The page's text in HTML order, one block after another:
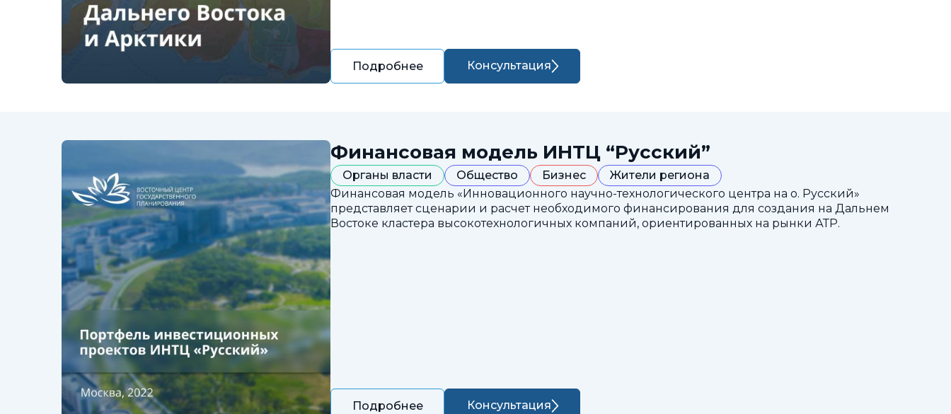
Подробнее Консультация
Финансовая модель ИНТЦ “Русский”
Органы власти Общество Бизнес
Жители региона
Финансовая модель «Инновационного научно-технологического центра на о. Русский»
представляет сценарии и расчет необходимого финансирования для создания на Дальнем
Востоке кластера высокотехнологичных компаний, ориентированных на рынки АТР.
Подробнее Консультация